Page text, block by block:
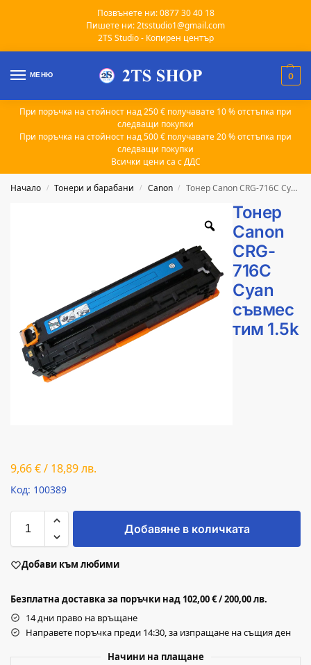
Позвънете ни: 0877 30 40 18
Пишете ни: 2tsstudio1@gmail.com
2TS Studio - Копирен център
МЕНЮ 0
При поръчка на стойност над 250 € получавате 10 % отстъпка при
следващи покупки
При поръчка на стойност над 500 € получавате 20 % отстъпка при
следващи покупки
Всички цени са с ДДС
Начало / Тонери и барабани / Canon / Тонер Canon CRG-716C Cyan съвместим 1.5k
Тонер
Canon
CRG-
716C
Cyan
съвмес
тим 1.5k
9,66€/ 18,89лв.
Код: 100389
Добавяне в количката
Добави към любими
Безплатна доставка за поръчки над 102,00 € / 200,00 лв.
14 дни право на връщане
Направете поръчка преди 14:30, за изпращане на същия ден
Начини на плащане